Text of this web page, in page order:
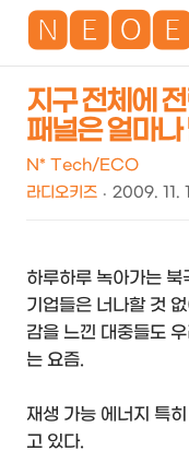
지구 전체에
패널은 얼마
N* Tech/ECO
라디오키즈
2009. 11.
하루하루 녹아가는
기업들은 너나할 것
감을 느낀 대중들도
는 요즘.
재생 가능 에너지 특
고 있다.